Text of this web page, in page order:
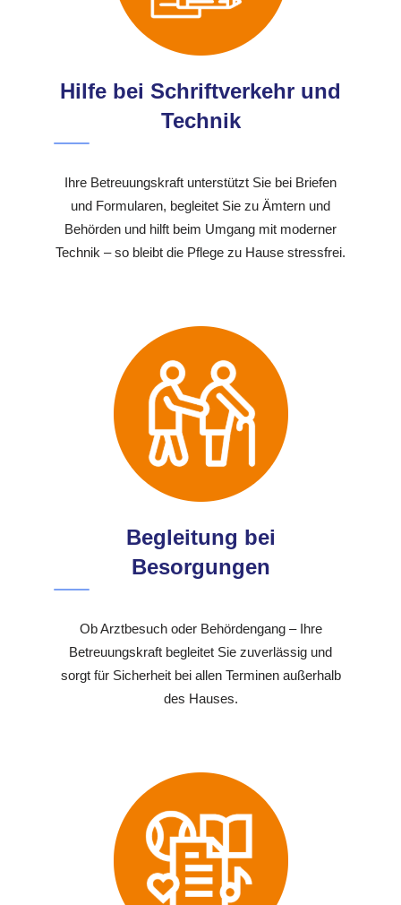
Hilfe bei Schriftverkehr und
Technik
Ihre Betreuungskraft unterstützt Sie bei Briefen
und Formularen, begleitet Sie zu Ämtern und
Behörden und hilft beim Umgang mit moderner
Technik – so bleibt die Pflege zu Hause stressfrei.
Begleitung bei
Besorgungen
Ob Arztbesuch oder Behördengang – Ihre
Betreuungskraft begleitet Sie zuverlässig und
sorgt für Sicherheit bei allen Terminen außerhalb
des Hauses.